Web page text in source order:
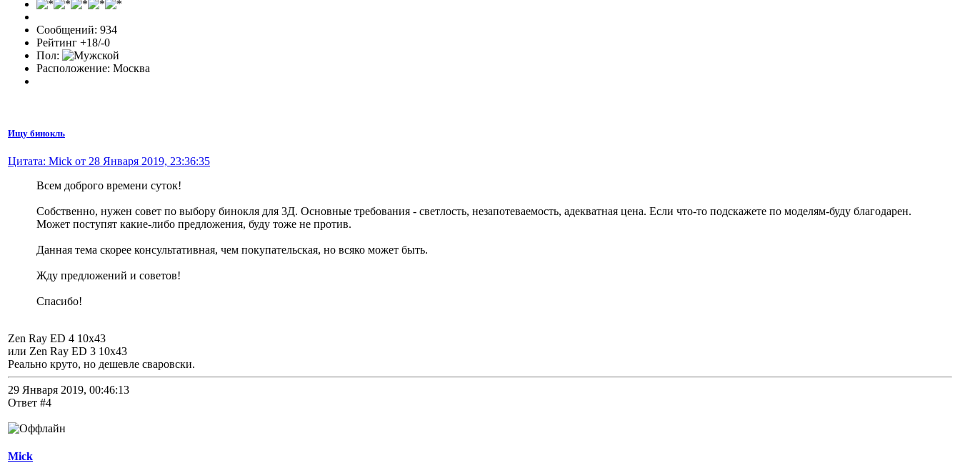
Сообщений: 934
Рейтинг +18/-0
Пол:
Расположение: Москва
Ищу бинокль
Цитата: Mick от 28 Января 2019, 23:36:35
Всем доброго времени суток!
Собственно, нужен совет по выбору бинокля для 3Д. Основные требования - светлость, незапотеваемость, адекватная цена. Если что-то подскажете по моделям-буду благодарен.
Может поступят какие-либо предложения, буду тоже не против.
Данная тема скорее консультативная, чем покупательская, но всяко может быть.
Жду предложений и советов!
Спасибо!
Zen Ray ED 4 10x43
или Zen Ray ED 3 10x43
Реально круто, но дешевле сваровски.
29 Января 2019, 00:46:13
Ответ #4
Mick